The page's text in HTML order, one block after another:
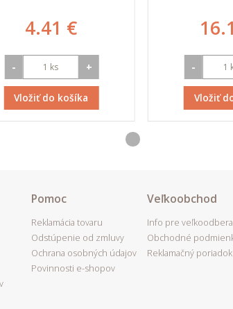
4.41 €
- +
Vložiť do košíka
-
Vložiť
Pomoc
Reklamácia tovaru
Odstúpenie od zmluvy
Ochrana osobných údajov
Povinnosti e-shopov
Veľkoobchod
Info pre
Obchodné
Reklamačný